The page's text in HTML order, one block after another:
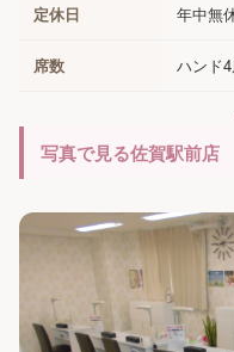
定休日 年中無
席数 ハンド
写真で見る佐賀駅前店